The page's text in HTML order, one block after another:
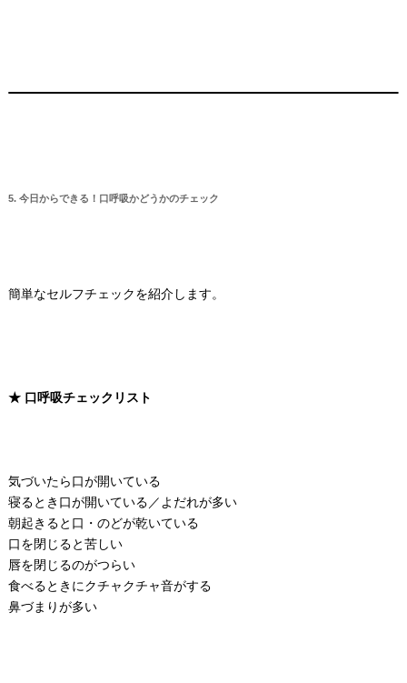
5. 今日からできる！口呼吸かどうかのチェック
簡単なセルフチェックを紹介します。
★ 口呼吸チェックリスト
気づいたら口が開いている
寝るとき口が開いている／よだれが多い
朝起きると口・のどが乾いている
口を閉じると苦しい
唇を閉じるのがつらい
食べるときにクチャクチャ音がする
鼻づまりが多い